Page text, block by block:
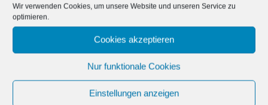
Wir verwenden Cookies, um unsere Website und unseren Service zu
optimieren.
Cookies akzeptieren
Nur funktionale Cookies
Einstellungen anzeigen
Zufriedenheit unserer Auftraggebenden. Unterstützt
wird diese Kompetenz mit den neuesten Mess- und
Prüfgeräten in den Prüfbereichen wie z. B.:
CWDM & DWDM